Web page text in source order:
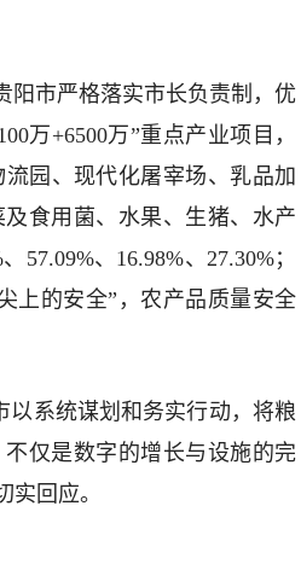
阳市严格落实市长负责制，优
万+6500万”重点产业项目，
园、现代化屠宰场、乳品加
食用菌、水果、生猪、水产
、16.98%、27.30%；
上的安全”，农产品质量安全
以系统谋划和务实行动，将粮
仅是数字的增长与设施的完
回应。